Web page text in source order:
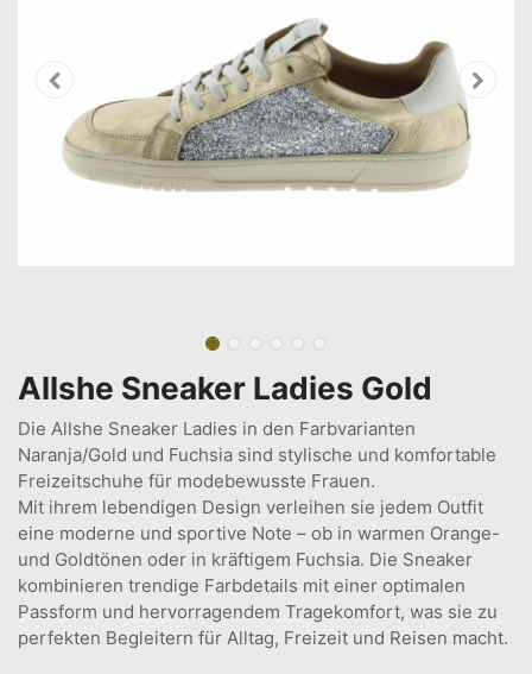
Allshe Sneaker Ladies Gold
Die Allshe Sneaker Ladies in den Farbvarianten
Naranja/Gold und Fuchsia sind stylische und komfortable
Freizeitschuhe für modebewusste Frauen.
Mit ihrem lebendigen Design verleihen sie jedem Outfit
eine moderne und sportive Note – ob in warmen Orange-
und Goldtönen oder in kräftigem Fuchsia. Die Sneaker
kombinieren trendige Farbdetails mit einer optimalen
Passform und hervorragendem Tragekomfort, was sie zu
perfekten Begleitern für Alltag, Freizeit und Reisen macht.